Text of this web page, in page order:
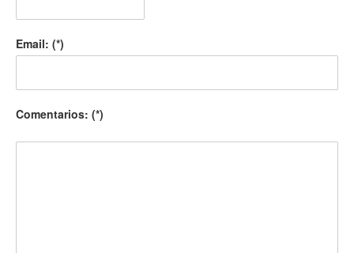
Email: (*)
Comentarios: (*)